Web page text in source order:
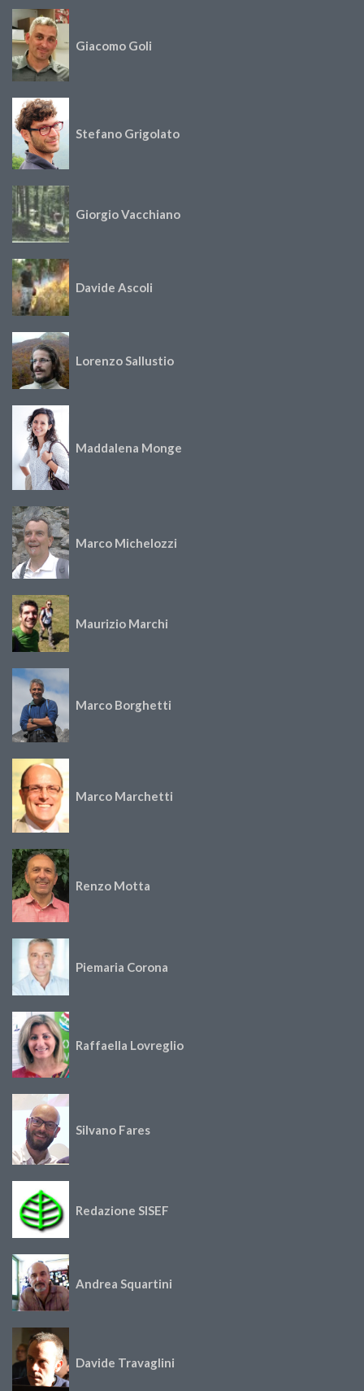
Giacomo Goli
Stefano Grigolato
Giorgio Vacchiano
Davide Ascoli
Lorenzo Sallustio
Maddalena Monge
Marco Michelozzi
Maurizio Marchi
Marco Borghetti
Marco Marchetti
Renzo Motta
Piemaria Corona
Raffaella Lovreglio
Silvano Fares
Redazione SISEF
Andrea Squartini
Davide Travaglini